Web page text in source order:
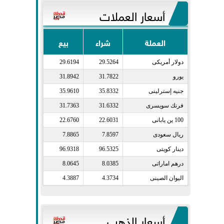
أسعار العملات
العملة شراء بيع
دولار أمريكى​ 29.5264
29.6194
يورو​ 31.7822
31.8942
جنيه إسترلينى​ 35.8332
35.9610
فرنك سويسرى​ 31.6332
31.7363
100 ين يابانى​ 22.6031
22.6760
ريال سعودى​ 7.8597
7.8865
دينار كويتى​ 96.5325
96.9318
درهم اماراتى​ 8.0385
8.0645
اليوان الصينى​ 4.3734
4.3887
أسعار الذهب